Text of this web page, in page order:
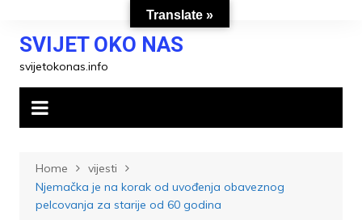
contentSVIJET OKO NAS
svijetokonas.info
Home
vijesti
Njemačka je na korak od uvođenja obaveznog
pelcovanja za starije od 60 godina
Translate »